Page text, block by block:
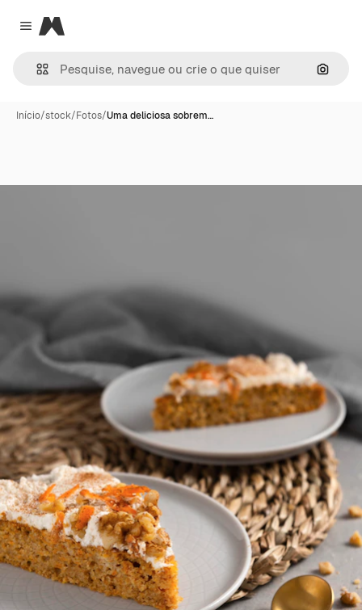
Close menu
Magnific
Início/stock/Fotos/Uma deliciosa sobrem…